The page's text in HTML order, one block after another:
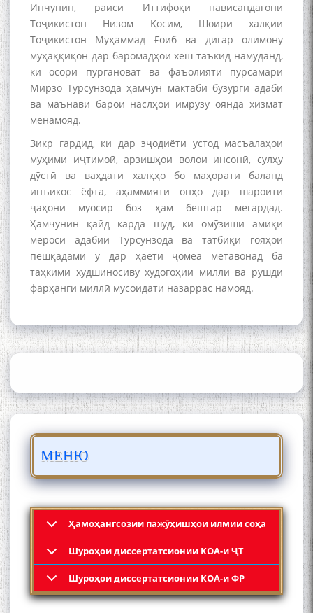
Инчунин, раиси Иттифоқи нависандагони
Тоҷикистон Низом Қосим, Шоири халқии
Тоҷикистон Муҳаммад Ғоиб ва дигар олимону
муҳаққиқон дар баромадҳои хеш таъкид намуданд,
ки осори пурғановат ва фаъолияти пурсамари
Мирзо Турсунзода ҳамчун мактаби бузурги адабӣ
ва маънавӣ барои наслҳои имрӯзу оянда хизмат
менамояд.
Зикр гардид, ки дар эҷодиёти устод масъалаҳои
муҳими иҷтимоӣ, арзишҳои волои инсонӣ, сулҳу
дӯстӣ ва ваҳдати халқҳо бо маҳорати баланд
инъикос ёфта, аҳаммияти онҳо дар шароити
ҷаҳони муосир боз ҳам бештар мегардад.
Ҳамчунин қайд карда шуд, ки омӯзиши амиқи
мероси адабии Турсунзода ва татбиқи ғояҳои
пешқадами ӯ дар ҳаёти ҷомеа метавонад ба
таҳкими худшиносиву худогоҳии миллӣ ва рушди
фарҳанги миллӣ мусоидати назаррас намояд.
МЕНЮ
Ҳамоҳангсозии пажӯҳишҳои илмии соҳа
Шyроҳои диссертатсионии КОА-и ҶТ
Шyроҳои диссертатсионии КОА-и ФР
The Persian Gulf Beautiful
poetry from Устод Мумин
Қаноат (Ustod Mumin Qanoat)
and Master Mehryar
Mehrafarin about the conflict
of the name of the Persian
Gulf
Сайри Дарвоз бо Мӯъмин
Қаноат: Чанор ҳам "гап"
мезанад
ШАРҲИ МУЛОҚОТ БО АҲЛИ
АКАДЕМИЯИ МИЛЛИИ
ИЛМҲОИ ТОҶИКИСТОН
БО 4 000 000 СОМОНӢ
МӮЪМИН ҚАНОАТ СОХТА
Кадамчо Худои Шарифзода